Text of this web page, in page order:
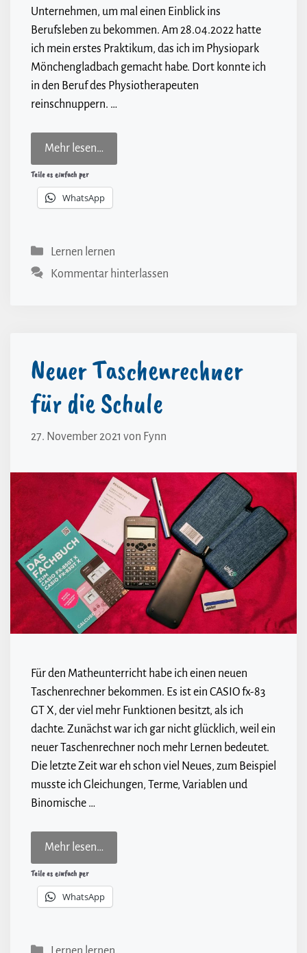
Unternehmen, um mal einen Einblick ins
Berufsleben zu bekommen. Am 28.04.2022 hatte
ich mein erstes Praktikum, das ich im Physiopark
Mönchengladbach gemacht habe. Dort konnte ich
in den Beruf des Physiotherapeuten
reinschnuppern. …
Mehr lesen…
Teile es einfach per
WhatsApp
Kategorien
Lernen lernen
Kommentar hinterlassen
Neuer Taschenrechner
für die Schule
27. November 2021 von Fynn
Für den Matheunterricht habe ich einen neuen
Taschenrechner bekommen. Es ist ein CASIO fx-83
GT X, der viel mehr Funktionen besitzt, als ich
dachte. Zunächst war ich gar nicht glücklich, weil ein
neuer Taschenrechner noch mehr Lernen bedeutet.
Die letzte Zeit war eh schon viel Neues, zum Beispiel
musste ich Gleichungen, Terme, Variablen und
Binomische …
Mehr lesen…
Teile es einfach per
WhatsApp
Kategorien